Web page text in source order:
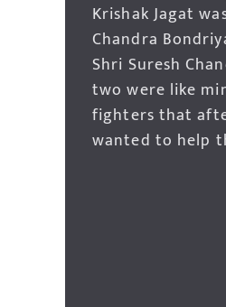
Krishak Jagat
Chandra
Shri Suresh
two were like
fighters that
wanted to help